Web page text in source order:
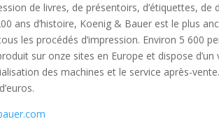
de livres, de présentoirs, d’étiquettes, de
ans d’histoire, Koenig & Bauer est le plus
les procédés d’impression. Environ 5 600
sur onze sites en Europe et dispose
des machines et le service après-